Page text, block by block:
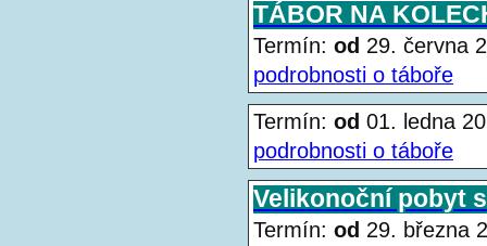
TÁBOR NA
Termín: od 29. června
podrobnosti o táboře
Termín: od 01. ledna
podrobnosti o táboře
Velikonoční pobyt
Termín: od 29.